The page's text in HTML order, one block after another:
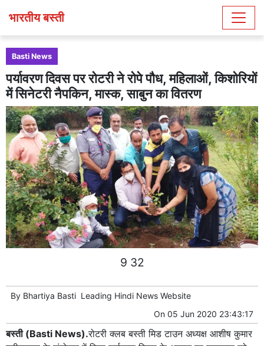
भारतीय बस्ती
Basti News
पर्यावरण दिवस पर रोटरी ने रोपे पौध, महिलाओं, किशोरियों
में सिनेटरी नैपकिन, मास्क, साबुन का वितरण
9 32
By Bhartiya Basti Leading Hindi News Website
On 05 Jun 2020 23:43:17
बस्ती (Basti News).रोटरी क्लब बस्ती मिड टाउन अध्यक्ष आशीष कुमार